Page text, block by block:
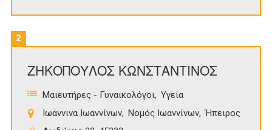
2
ΖΗΚΟΠΟΥΛΟΣ ΚΩΝΣΤΑΝΤΙΝΟΣ
Μαιευτήρες - Γυναικολόγοι Υγεία
Ιωάννινα Ιωαννίνων
Νομός Ιωαννίνων Ήπειρος